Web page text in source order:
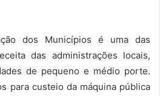
dos Municípios é uma das
das administrações locais,
de pequeno e médio porte.
para custeio da máquina pública